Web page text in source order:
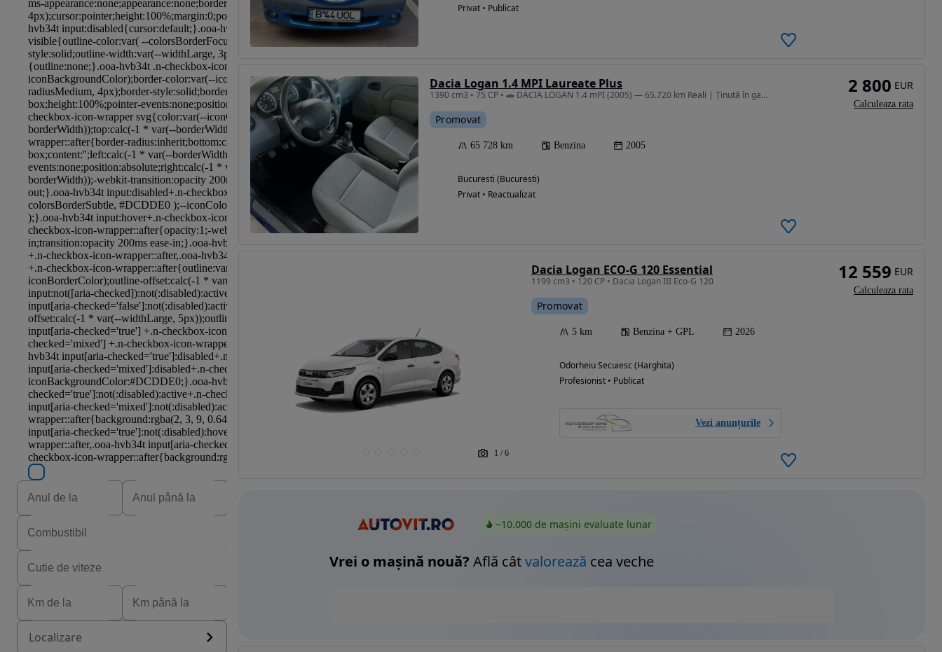
Eligibil pentru
finantare
Localizare
Privat • Publicat
Dacia Logan 1.4 MPI Laureate Plus
1390 cm3 • 75 CP • 🚗 DACIA LOGAN 1.4 mPI (2005) — 65.720 km Reali | Ținută în garaj
Promovat
65 728 km Benzina 2005
Bucuresti (Bucuresti)
Privat • Reactualizat
2 800 EUR
Calculeaza rata
1 / 6
Dacia Logan ECO-G 120 Essential
1199 cm3 • 120 CP • Dacia Logan III Eco-G 120
Promovat
5 km Benzina + GPL 2026
Odorheiu Secuiesc (Harghita)
Profesionist • Publicat
Vezi anunțurile
12 559 EUR
Calculeaza rata
~10.000 de mașini evaluate lunar
Vrei o mașină nouă? Află câtvalorează cea veche